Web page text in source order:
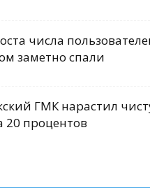
числа
заметно спали
ГМК нарастил
20 процентов